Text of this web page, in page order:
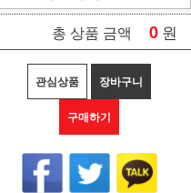
총 상품 금액 0 원
관심상품 장바구니
구매하기